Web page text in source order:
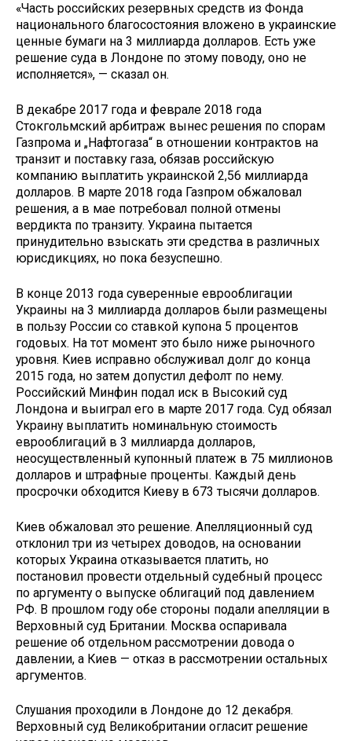
«Часть российских резервных средств из Фонда
национального благосостояния вложено в украинские
ценные бумаги на 3 миллиарда долларов. Есть уже
решение суда в Лондоне по этому поводу, оно не
исполняется», — сказал он.
В декабре 2017 года и феврале 2018 года
Стокгольмский арбитраж вынес решения по спорам
Газпрома и „Нафтогаза“ в отношении контрактов на
транзит и поставку газа, обязав российскую
компанию выплатить украинской 2,56 миллиарда
долларов. В марте 2018 года Газпром обжаловал
решения, а в мае потребовал полной отмены
вердикта по транзиту. Украина пытается
принудительно взыскать эти средства в различных
юрисдикциях, но пока безуспешно.
В конце 2013 года суверенные еврооблигации
Украины на 3 миллиарда долларов были размещены
в пользу России со ставкой купона 5 процентов
годовых. На тот момент это было ниже рыночного
уровня. Киев исправно обслуживал долг до конца
2015 года, но затем допустил дефолт по нему.
Российский Минфин подал иск в Высокий суд
Лондона и выиграл его в марте 2017 года. Суд обязал
Украину выплатить номинальную стоимость
еврооблигаций в 3 миллиарда долларов,
неосуществленный купонный платеж в 75 миллионов
долларов и штрафные проценты. Каждый день
просрочки обходится Киеву в 673 тысячи долларов.
Киев обжаловал это решение. Апелляционный суд
отклонил три из четырех доводов, на основании
которых Украина отказывается платить, но
постановил провести отдельный судебный процесс
по аргументу о выпуске облигаций под давлением
РФ. В прошлом году обе стороны подали апелляции в
Верховный суд Британии. Москва оспаривала
решение об отдельном рассмотрении довода о
давлении, а Киев — отказ в рассмотрении остальных
аргументов.
Слушания проходили в Лондоне до 12 декабря.
Верховный суд Великобритании огласит решение